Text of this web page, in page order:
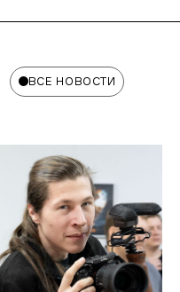
ВСЕ НОВОСТИ